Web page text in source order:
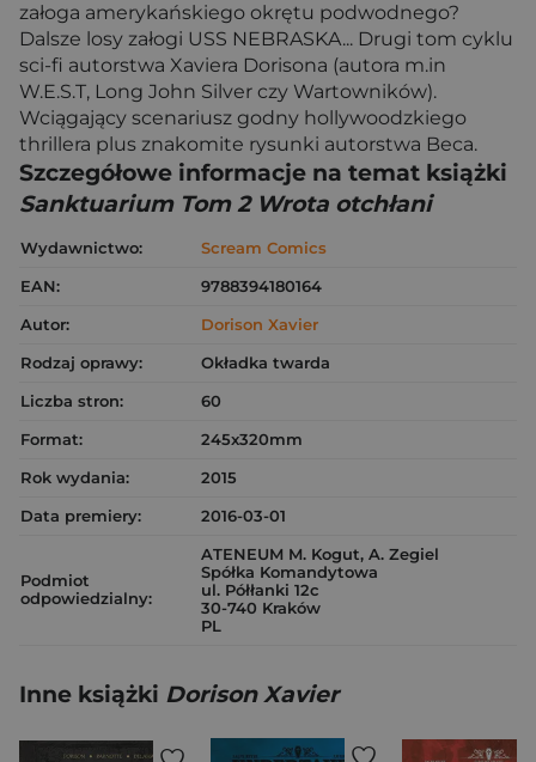
załoga amerykańskiego okrętu podwodnego?
Dalsze losy załogi USS NEBRASKA... Drugi tom cyklu
sci-fi autorstwa Xaviera Dorisona (autora m.in
W.E.S.T, Long John Silver czy Wartowników).
Wciągający scenariusz godny hollywoodzkiego
thrillera plus znakomite rysunki autorstwa Beca.
Szczegółowe informacje na temat książki
Sanktuarium Tom 2 Wrota otchłani
Wydawnictwo:
Scream Comics
EAN:
9788394180164
Autor:
Dorison Xavier
Rodzaj oprawy:
Okładka twarda
Liczba stron:
60
Format:
245x320mm
Rok wydania:
2015
Data premiery:
2016-03-01
Podmiot
odpowiedzialny:
ATENEUM M. Kogut, A. Zegiel
Spółka Komandytowa
ul. Półłanki 12c
30-740 Kraków
PL
Inne książki Dorison Xavier